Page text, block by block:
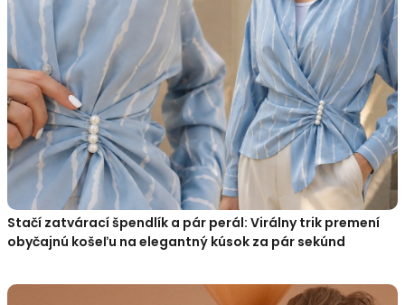
Stačí zatvárací špendlík a pár perál: Virálny trik premení
obyčajnú košeľu na elegantný kúsok za pár sekúnd